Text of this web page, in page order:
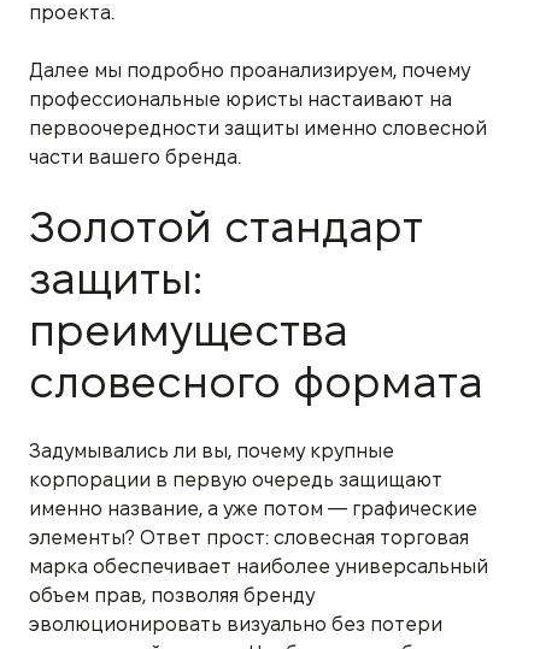
проекта.
Далее мы подробно проанализируем, почему
профессиональные юристы настаивают на
первоочередности защиты именно словесной
части вашего бренда.
Золотой стандарт
защиты:
преимущества
словесного формата
Задумывались ли вы, почему крупные
корпорации в первую очередь защищают
именно название, а уже потом — графические
элементы? Ответ прост: словесная торговая
марка обеспечивает наиболее универсальный
объем прав, позволяя бренду
эволюционировать визуально без потери